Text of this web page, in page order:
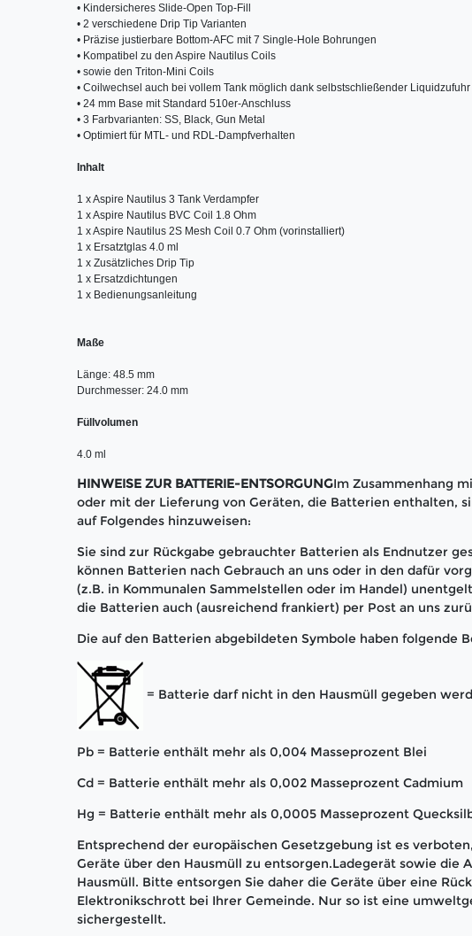
• Kindersicheres Slide-Open Top-Fill
• 2 verschiedene Drip Tip Varianten
• Präzise justierbare Bottom-AFC mit 7 Single-Hole Bohrungen
• Kompatibel zu den Aspire Nautilus Coils
• sowie den Triton-Mini Coils
• Coilwechsel auch bei vollem Tank möglich dank selbstschließender Liquidzufuhr
• 24 mm Base mit Standard 510er-Anschluss
• 3 Farbvarianten: SS, Black, Gun Metal
• Optimiert für MTL- und RDL-Dampfverhalten
Inhalt
1 xAspire Nautilus 3 Tank Verdampfer
1 x Aspire Nautilus BVC Coil 1.8 Ohm
1 x Aspire Nautilus 2S Mesh Coil 0.7 Ohm (vorinstalliert)
1 x Ersatztglas 4.0 ml
1 x Zusätzliches Drip Tip
1 x Ersatzdichtungen
1 x Bedienungsanleitung
Maße
Länge: 48.5 mm
Durchmesser: 24.0 mm
Füllvolumen
4.0 ml
HINWEISE ZUR BATTERIE-ENTSORGUNGIm Zusammenhang
oder mit der Lieferung von Geräten, die Batterien enthalten,
auf Folgendes hinzuweisen:
Sie sind zur Rückgabe gebrauchter Batterien als Endnutzer
können Batterien nach Gebrauch an uns oder in den dafür
(z.B. in Kommunalen Sammelstellen oder im Handel)
die Batterien auch (ausreichend frankiert) per Post an uns
Die auf den Batterien abgebildeten Symbole haben folgende
= Batterie darf nicht in den Hausmüll gegeben
Pb = Batterie enthält mehr als 0,004 Masseprozent Blei
Cd = Batterie enthält mehr als 0,002 Masseprozent Cadmium
Hg = Batterie enthält mehr als 0,0005 Masseprozent
Entsprechend der europäischen Gesetzgebung ist es
Geräte über den Hausmüll zu entsorgen.Ladegerät sowie die
Hausmüll. Bitte entsorgen Sie daher die Geräte über eine
Elektronikschrott bei Ihrer Gemeinde. Nur so ist eine
sichergestellt.